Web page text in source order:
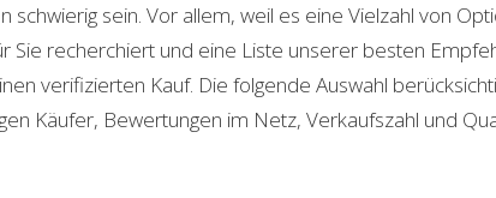
schwierig sein. Vor allem, weil es eine Vielzahl von
Sie recherchiert und eine Liste unserer besten
verifizierten Kauf. Die folgende Auswahl
Käufer, Bewertungen im Netz, Verkaufszahl und